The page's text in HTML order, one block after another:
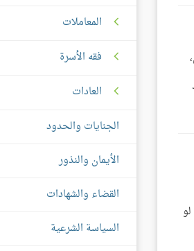
المعاملات
فقه الأسرة
العادات
الجنايات والحدود
الأيمان والنذور
القضاء والشهادات
السياسة الشرعية